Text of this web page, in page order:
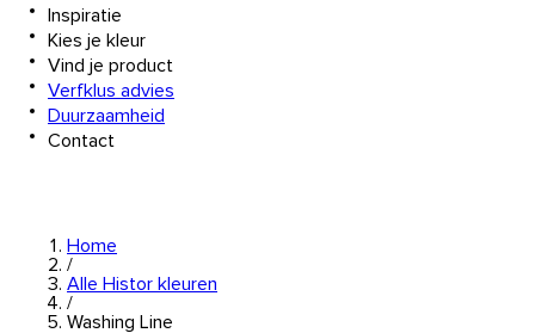
Inspiratie
Kies je kleur
Vind je product
Verfklus advies
Duurzaamheid
Contact
Home
/
Alle Histor kleuren
/
Washing Line